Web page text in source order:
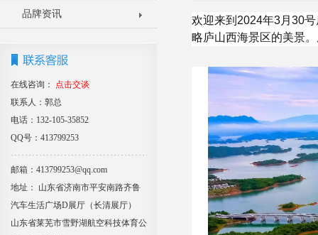
品牌资讯
在线咨询：
点击交谈
联系人：郭总
电话：132-105-35852
QQ号：413799253
邮箱：413799253@qq.com
地址： 山东省济南市平安南路齐鲁
汽车生活广场D展厅（长清展厅）
山东省莱芜市雪野湖航空科技体育公
欢迎来到2024年3月30
略庐山西海景区的美景